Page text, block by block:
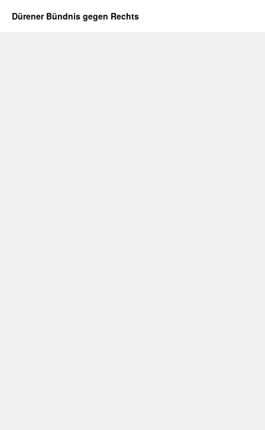
Dürener Bündnis gegen Rechts